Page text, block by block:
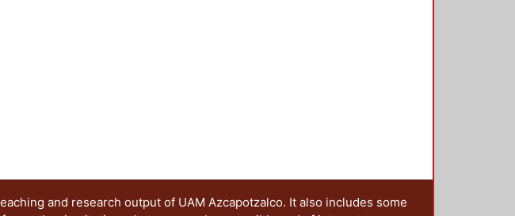
and research output of UAM Azcapotzalco. It also includes some